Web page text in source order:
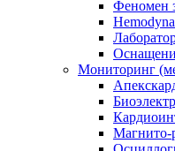
Феномен
Мониторинг
Магнито-